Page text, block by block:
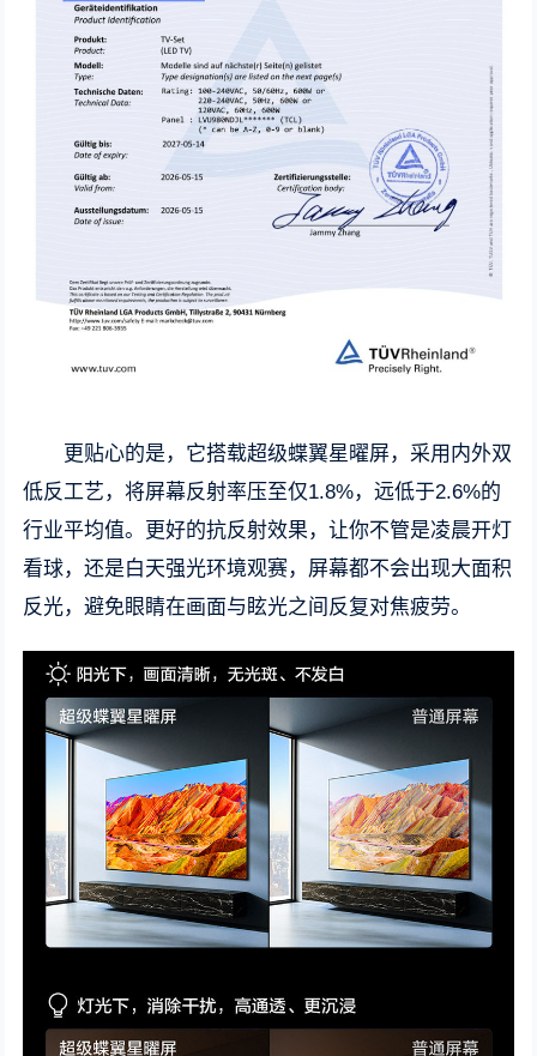
更贴心的是，它搭载超级蝶翼星曜屏，采用内外双
低反工艺，将屏幕反射率压至仅1.8%，远低于2.6%的
行业平均值。更好的抗反射效果，让你不管是凌晨开灯
看球，还是白天强光环境观赛，屏幕都不会出现大面积
反光，避免眼睛在画面与眩光之间反复对焦疲劳。